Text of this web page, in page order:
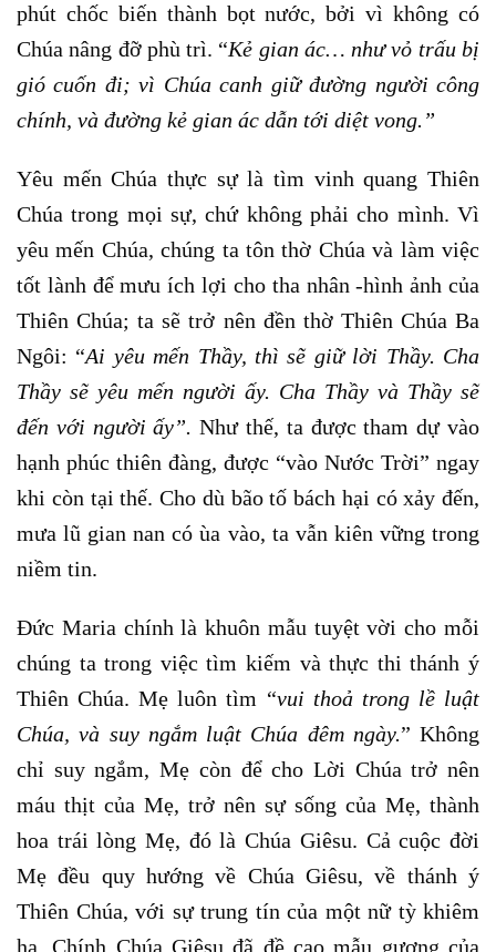
phút chốc biến thành bọt nước, bởi vì không có
Chúa nâng đỡ phù trì. “Kẻ gian ác… như vỏ trấu bị
gió cuốn đi; vì Chúa canh giữ đường người công
chính, và đường kẻ gian ác dẫn tới diệt vong.”
Yêu mến Chúa thực sự là tìm vinh quang Thiên
Chúa trong mọi sự, chứ không phải cho mình. Vì
yêu mến Chúa, chúng ta tôn thờ Chúa và làm việc
tốt lành để mưu ích lợi cho tha nhân -hình ảnh của
Thiên Chúa; ta sẽ trở nên đền thờ Thiên Chúa Ba
Ngôi: “Ai yêu mến Thầy, thì sẽ giữ lời Thầy. Cha
Thầy sẽ yêu mến người ấy. Cha Thầy và Thầy sẽ
đến với người ấy”. Như thế, ta được tham dự vào
hạnh phúc thiên đàng, được “vào Nước Trời” ngay
khi còn tại thế. Cho dù bão tố bách hại có xảy đến,
mưa lũ gian nan có ùa vào, ta vẫn kiên vững trong
niềm tin.
Đức Maria chính là khuôn mẫu tuyệt vời cho mỗi
chúng ta trong việc tìm kiếm và thực thi thánh ý
Thiên Chúa. Mẹ luôn tìm “vui thoả trong lề luật
Chúa, và suy ngắm luật Chúa đêm ngày.” Không
chỉ suy ngắm, Mẹ còn để cho Lời Chúa trở nên
máu thịt của Mẹ, trở nên sự sống của Mẹ, thành
hoa trái lòng Mẹ, đó là Chúa Giêsu. Cả cuộc đời
Mẹ đều quy hướng về Chúa Giêsu, về thánh ý
Thiên Chúa, với sự trung tín của một nữ tỳ khiêm
hạ. Chính Chúa Giêsu đã đề cao mẫu gương của